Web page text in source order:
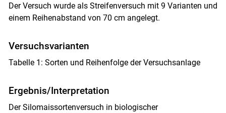
Der Versuch wurde als Streifenversuch mit 9 Varianten und
einem Reihenabstand von 70 cm angelegt.
Versuchsvarianten
Tabelle 1: Sorten und Reihenfolge der Versuchsanlage
Ergebnis/Interpretation
Der Silomaissortenversuch in biologischer